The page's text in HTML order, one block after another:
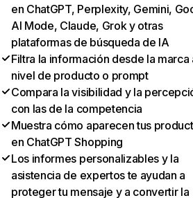
en ChatGPT, Perplexity, Gemini,
AI Mode, Claude, Grok y otras
plataformas de búsqueda de IA
Filtra la información desde la marca
nivel de producto o prompt
Compara la visibilidad y la
con las de la competencia
Muestra cómo aparecen tus
en ChatGPT Shopping
Los informes personalizables y la
asistencia de expertos te ayudan a
proteger tu mensaje y a convertir la